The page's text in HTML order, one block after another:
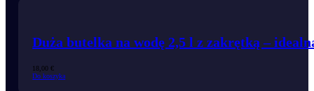
Duża butelka na wodę 2,5 l z zakrętką –
18,00€
Do koszyka